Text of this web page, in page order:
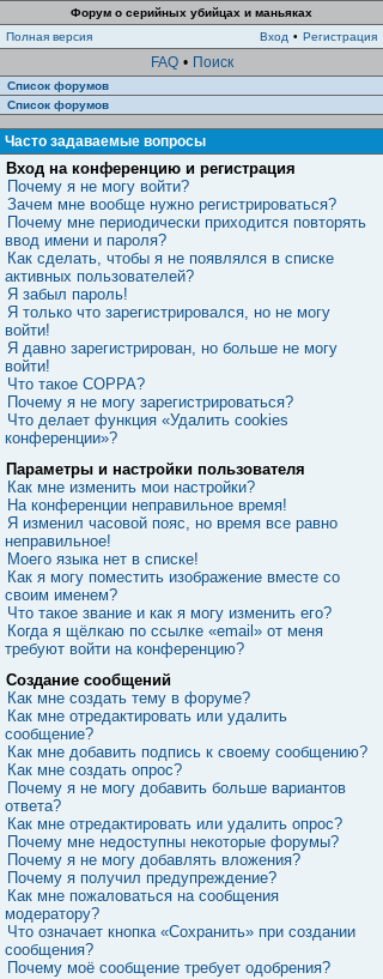
Форум о серийных убийцах и маньяках
Полная версия
Вход • Регистрация
FAQ • Поиск
Список форумов
Список форумов
Часто задаваемые вопросы
Вход на конференцию и регистрация
Почему я не могу войти?
Зачем мне вообще нужно регистрироваться?
Почему мне периодически приходится повторять
ввод имени и пароля?
Как сделать, чтобы я не появлялся в списке
активных пользователей?
Я забыл пароль!
Я только что зарегистрировался, но не могу
войти!
Я давно зарегистрирован, но больше не могу
войти!
Что такое COPPA?
Почему я не могу зарегистрироваться?
Что делает функция «Удалить cookies
конференции»?
Параметры и настройки пользователя
Как мне изменить мои настройки?
На конференции неправильное время!
Я изменил часовой пояс, но время все равно
неправильное!
Моего языка нет в списке!
Как я могу поместить изображение вместе со
своим именем?
Что такое звание и как я могу изменить его?
Когда я щёлкаю по ссылке «email» от меня
требуют войти на конференцию?
Создание сообщений
Как мне создать тему в форуме?
Как мне отредактировать или удалить
сообщение?
Как мне добавить подпись к своему сообщению?
Как мне создать опрос?
Почему я не могу добавить больше вариантов
ответа?
Как мне отредактировать или удалить опрос?
Почему мне недоступны некоторые форумы?
Почему я не могу добавлять вложения?
Почему я получил предупреждение?
Как мне пожаловаться на сообщения
модератору?
Что означает кнопка «Сохранить» при создании
сообщения?
Почему моё сообщение требует одобрения?